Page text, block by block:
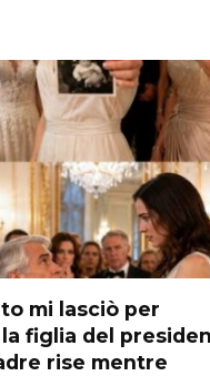
mi lasciò per
figlia del
rise mentre